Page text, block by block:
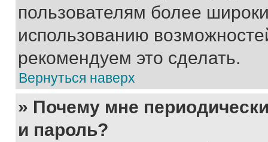
пользователям более
использованию
рекомендуем это сделать.
Вернуться наверх
» Почему мне
и пароль?